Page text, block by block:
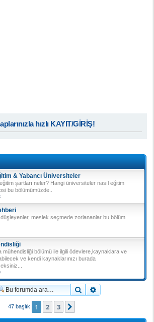
hızlı KAYIT/GİRİŞ!
& Yabancı Üniversiteler
şartları neler? Hangi üniversiteler nasıl eğitim
bu bölümümüzde..
meslek seçmede zorlananlar bu bölüm
mühendisliği bölümü ile ilgili ödevlere,kaynaklara ve
ve kendi kaynaklarınızı burada
Ara
47 başlık 1 2 3